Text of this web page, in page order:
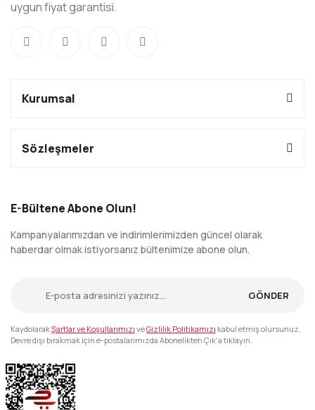
uygun fiyat garantisi.
Kurumsal
Sözleşmeler
E-Bültene Abone Olun!
Kampanyalarımızdan ve indirimlerimizden güncel olarak
haberdar olmak istiyorsanız bültenimize abone olun.
GÖNDER
KaydolarakŞartlar ve Koşullarımızı veGizlilik Politikamızı kabul etmiş olursunuz.
Devre dışı bırakmak için e-postalarımızda Abonelikten Çık'a tıklayın.